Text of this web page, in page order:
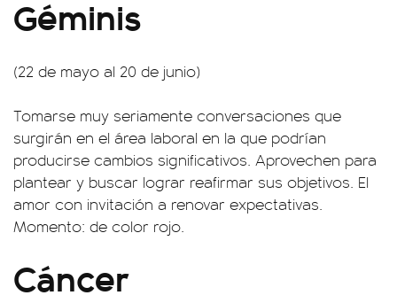
Géminis
(22 de mayo al 20 de junio)
Tomarse muy seriamente conversaciones que
surgirán en el área laboral en la que podrían
producirse cambios significativos. Aprovechen para
plantear y buscar lograr reafirmar sus objetivos. El
amor con invitación a renovar expectativas.
Momento: de color rojo.
Cáncer